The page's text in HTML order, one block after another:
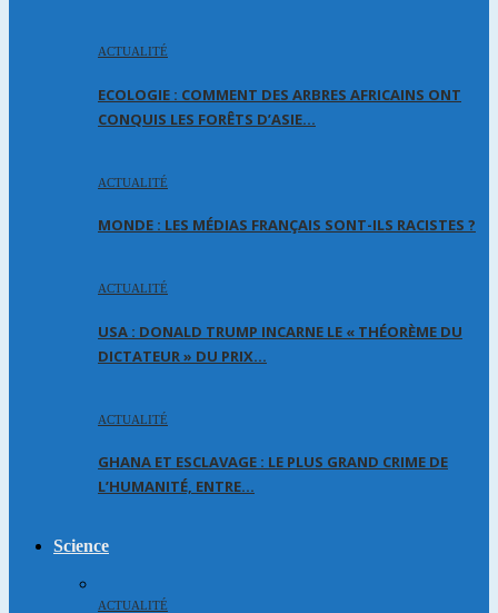
ACTUALITÉ
ECOLOGIE : COMMENT DES ARBRES AFRICAINS ONT
CONQUIS LES FORÊTS D’ASIE…
ACTUALITÉ
MONDE : LES MÉDIAS FRANÇAIS SONT-ILS RACISTES ?
ACTUALITÉ
USA : DONALD TRUMP INCARNE LE « THÉORÈME DU
DICTATEUR » DU PRIX…
ACTUALITÉ
GHANA ET ESCLAVAGE : LE PLUS GRAND CRIME DE
L’HUMANITÉ, ENTRE…
Science
ACTUALITÉ